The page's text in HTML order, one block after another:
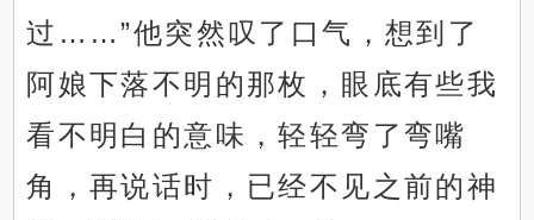
过……”他突然叹了口气，想到了
阿娘下落不明的那枚，眼底有些我
看不明白的意味，轻轻弯了弯嘴
角，再说话时，已经不见之前的神